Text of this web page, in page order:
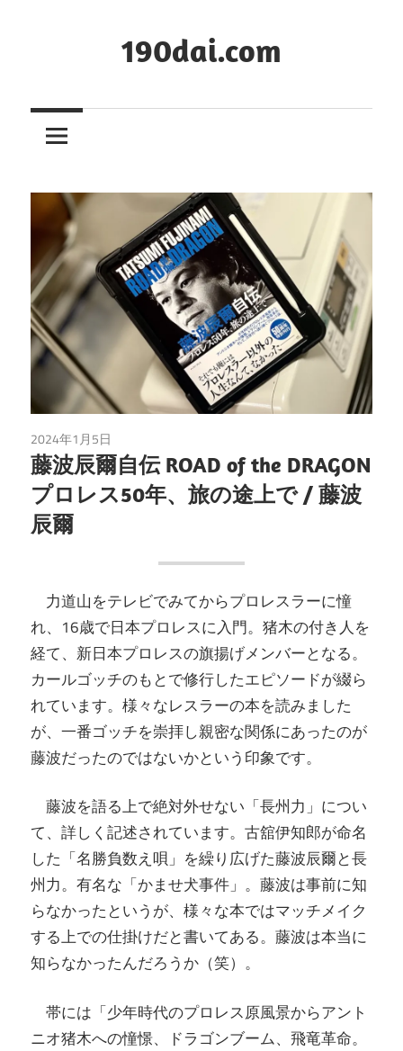
ツ
キ
ッ
190dai.com
2024年1月5日
藤波辰爾自伝 ROAD of the DRAGON
プロレス50年、旅の途上で / 藤波
辰爾
力道山をテレビでみてからプロレスラーに憧
れ、16歳で日本プロレスに入門。猪木の付き人を
経て、新日本プロレスの旗揚げメンバーとなる。
カールゴッチのもとで修行したエピソードが綴ら
れています。様々なレスラーの本を読みました
が、一番ゴッチを崇拝し親密な関係にあったのが
藤波だったのではないかという印象です。
藤波を語る上で絶対外せない「長州力」につい
て、詳しく記述されています。古舘伊知郎が命名
した「名勝負数え唄」を繰り広げた藤波辰爾と長
州力。有名な「かませ犬事件」。藤波は事前に知
らなかったというが、様々な本ではマッチメイク
する上での仕掛けだと書いてある。藤波は本当に
知らなかったんだろうか（笑）。
帯には「少年時代のプロレス原風景からアント
ニオ猪木への憧憬、ドラゴンブーム、飛竜革命。